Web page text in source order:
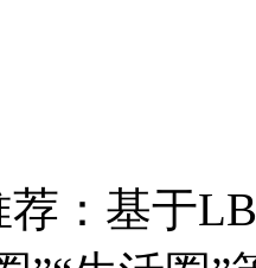
荐：基于